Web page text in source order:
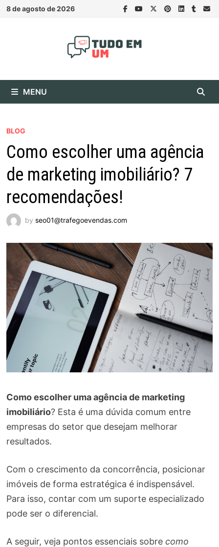
Skip
8 de agosto de 2026
MENU
BLOG
Como escolher uma agência
de marketing imobiliário? 7
recomendações!
by seo01@trafegoevendas.com
Como escolher uma agência de marketing
imobiliário? Esta é uma dúvida comum entre
empresas do setor que desejam melhorar
resultados.
Com o crescimento da concorrência, posicionar
imóveis de forma estratégica é indispensável.
Para isso, contar com um suporte especializado
pode ser o diferencial.
A seguir, veja pontos essenciais sobre como